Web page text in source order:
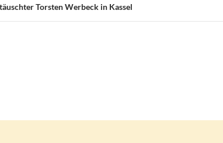
Torsten Werbeck in Kassel